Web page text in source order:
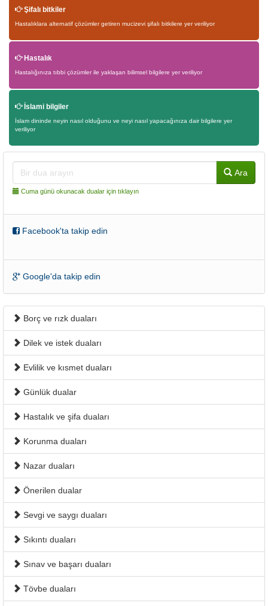
Şifalı bitkiler
Hastalıklara alternatif çözümler getiren mucizevi şifalı bitkilere yer veriliyor
Hastalık
Hastalığınıza tıbbi çözümler ile yaklaşan bilimsel bilgilere yer veriliyor
İslami bilgiler
İslam dininde neyin nasıl olduğunu ve neyi nasıl yapacağınıza dair bilgilere yer
veriliyor
Ara
Cuma günü okunacak dualar için tıklayın
Facebook'ta takip edin
Google'da takip edin
Borç ve rızk duaları
Dilek ve istek duaları
Evlilik ve kısmet duaları
Günlük dualar
Hastalık ve şifa duaları
Korunma duaları
Nazar duaları
Önerilen dualar
Sevgi ve saygı duaları
Sıkıntı duaları
Sınav ve başarı duaları
Tövbe duaları